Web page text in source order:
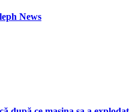
News